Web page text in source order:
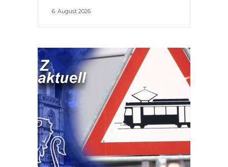
6. August 2026